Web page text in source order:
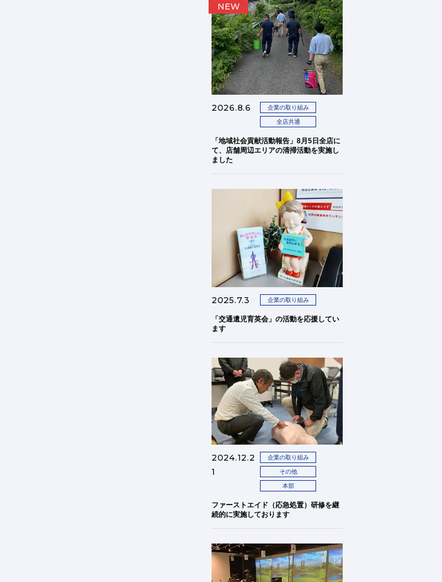
2026.8.6 企業の取り組み
全店共通
「地域社会貢献活動報告」8月5日全店に
て、店舗周辺エリアの清掃活動を実施し
ました
NEW
2025.7.3 企業の取り組み
「交通遺児育英会」の活動を応援してい
ます
2024.12.2
1
企業の取り組み
その他
本部
ファーストエイド（応急処置）研修を継
続的に実施しております